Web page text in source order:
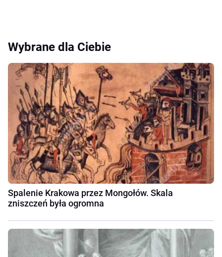
Wybrane dla Ciebie
Spalenie Krakowa przez Mongołów. Skala
zniszczeń była ogromna